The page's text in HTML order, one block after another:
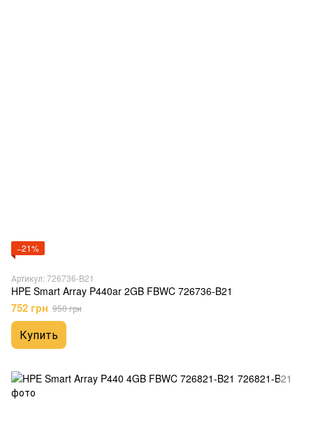
−21%
Артикул: 726736-B21
HPE Smart Array P440ar 2GB FBWC 726736-B21
752 грн 950 грн
Купить